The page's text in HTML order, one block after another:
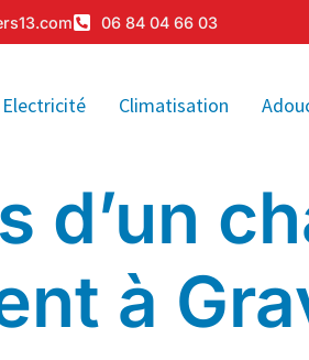
06 84 04 66 03
Electricité Climatisation
d’un
à